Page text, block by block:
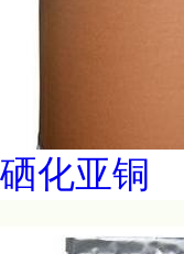
硒化亚铜